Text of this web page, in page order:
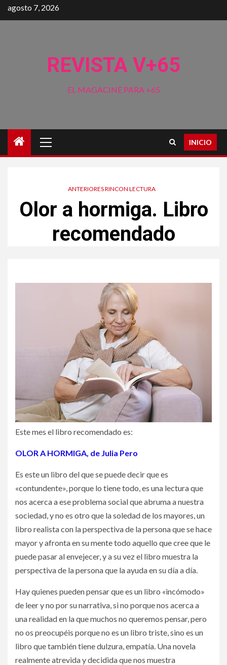
Saltar
al
agosto 7, 2026
REVISTA V+65
EL MAGACINE PARA +65
principal
INICIO
ANTERIORES RINCON LECTURA
Olor a hormiga. Libro
recomendado
Este mes el libro recomendado es:
OLOR A HORMIGA, de Julia Pero
Es este un libro del que se puede decir que es
«contundente», porque lo tiene todo, es una lectura que
nos acerca a ese problema social que abruma a nuestra
sociedad, y no es otro que la soledad de los mayores, un
libro realista con la perspectiva de la persona que se hace
mayor y afronta en su mente todo aquello que cree que le
puede pasar al envejecer, y a su vez el libro muestra la
perspectiva de la persona que la ayuda en su día a día.
Hay quienes pueden pensar que es un libro «incómodo»
de leer y no por su narrativa, si no porque nos acerca a
una realidad en la que muchos no queremos pensar, pero
no os preocupéis porque no es un libro triste, sino es un
libro que también tiene dulzura, empatía. Una novela
realmente atrevida y decidida que nos muestra